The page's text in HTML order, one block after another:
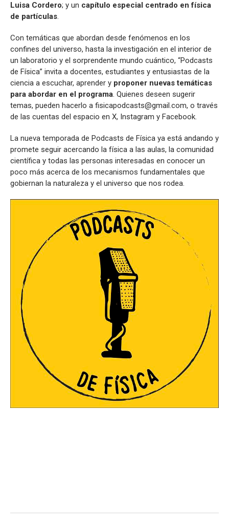
Luisa Cordero; y un capítulo especial centrado en física
de partículas.
Con temáticas que abordan desde fenómenos en los
confines del universo, hasta la investigación en el interior de
un laboratorio y el sorprendente mundo cuántico, “Podcasts
de Física” invita a docentes, estudiantes y entusiastas de la
ciencia a escuchar, aprender y proponer nuevas temáticas
para abordar en el programa. Quienes deseen sugerir
temas, pueden hacerlo a fisicapodcasts@gmail.com, o través
de las cuentas del espacio en X, Instagram y Facebook.
La nueva temporada de Podcasts de Física ya está andando y
promete seguir acercando la física a las aulas, la comunidad
científica y todas las personas interesadas en conocer un
poco más acerca de los mecanismos fundamentales que
gobiernan la naturaleza y el universo que nos rodea.